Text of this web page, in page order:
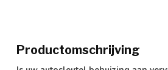
Productomschrijving